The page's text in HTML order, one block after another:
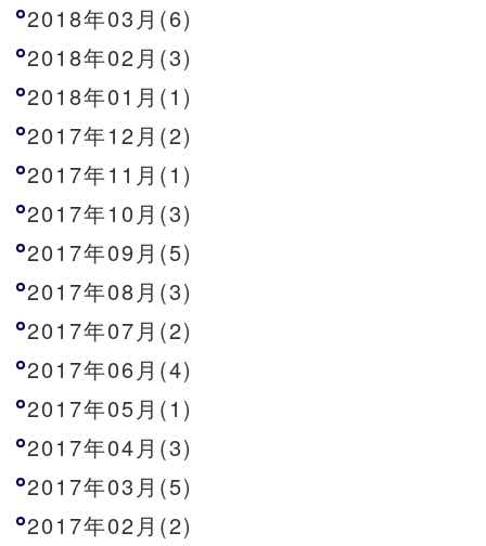
2018年03月(6)
2018年02月(3)
2018年01月(1)
2017年12月(2)
2017年11月(1)
2017年10月(3)
2017年09月(5)
2017年08月(3)
2017年07月(2)
2017年06月(4)
2017年05月(1)
2017年04月(3)
2017年03月(5)
2017年02月(2)